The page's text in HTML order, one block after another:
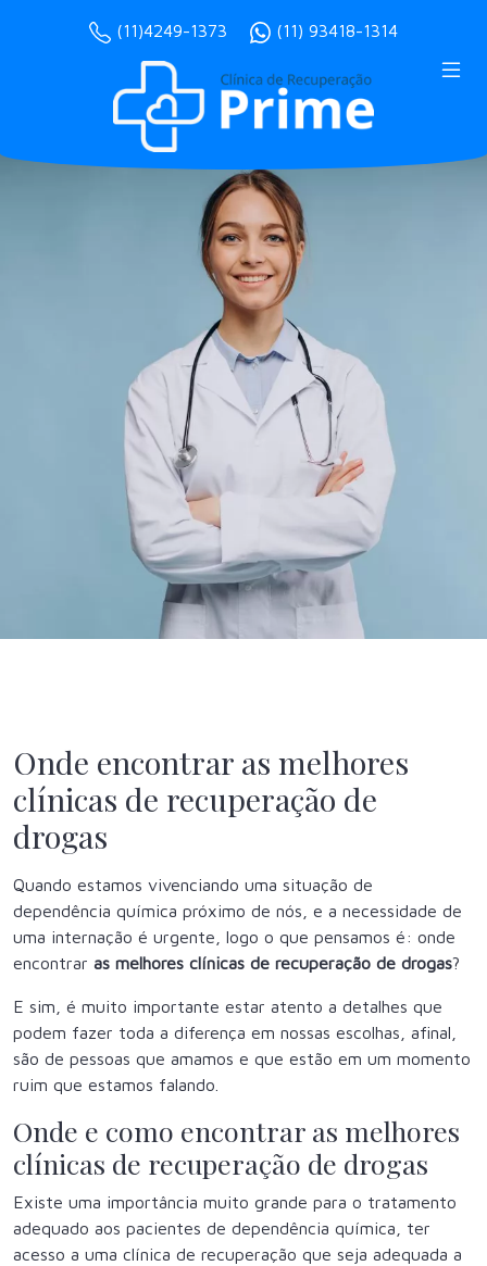
(11)4249-1373 (11) 93418-1314
Onde encontrar as melhores
clínicas de recuperação de
drogas
Quando estamos vivenciando uma situação de
dependência química próximo de nós, e a necessidade de
uma internação é urgente, logo o que pensamos é: onde
encontrar as melhores clínicas de recuperação de drogas?
E sim, é muito importante estar atento a detalhes que
podem fazer toda a diferença em nossas escolhas, afinal,
são de pessoas que amamos e que estão em um momento
ruim que estamos falando.
Onde e como encontrar as melhores
clínicas de recuperação de drogas
Existe uma importância muito grande para o tratamento
adequado aos pacientes de dependência química, ter
acesso a uma clínica de recuperação que seja adequada a